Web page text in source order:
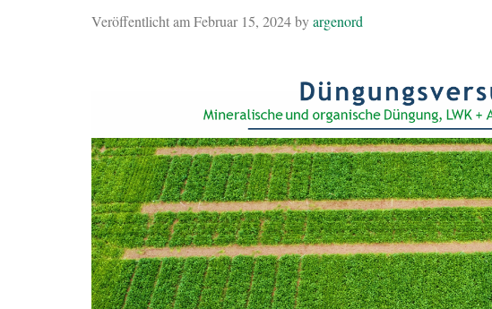
Veröffentlicht amFebruar 15, 2024byargenord